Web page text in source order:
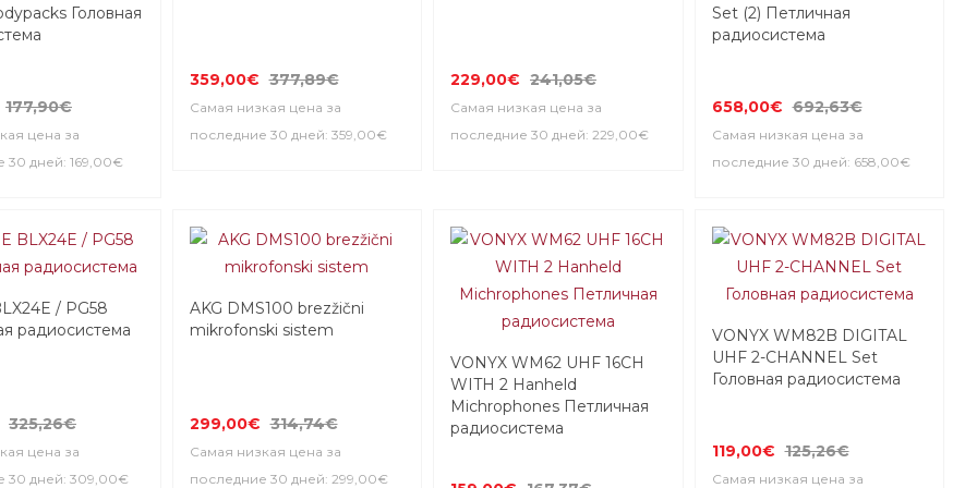
Головная
177,90€
цена за
30 дней: 169,00€
359,00€ 377,89€
Самая низкая цена за
последние 30 дней: 359,00€
229,00€ 241,05€
Самая низкая цена за
последние 30 дней: 229,00€
Set (2) Петличная
радиосистема
658,00€ 692,63€
Самая низкая цена за
последние 30 дней: 658,00€
/ PG58
радиосистема
325,26€
цена за
30 дней: 309,00€
AKG DMS100 brezžični
mikrofonski sistem
299,00€ 314,74€
Самая низкая цена за
последние 30 дней: 299,00€
VONYX WM62 UHF 16CH
WITH 2 Hanheld
Michrophones Петличная
радиосистема
VONYX WM82B DIGITAL
UHF 2-CHANNEL Set
Головная радиосистема
119,00€ 125,26€
Самая низкая цена за